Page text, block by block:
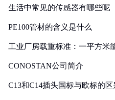
生活中常见的传感器有哪些呢
PE100管材的含义是什么
工业厂房载重标准：一平方米
CONOSTAN公司简介
C13和C14插头国标与欧标的